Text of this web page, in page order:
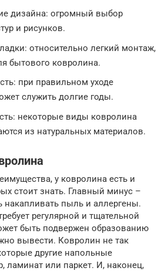
дизайна: огромный выбор
и рисунков.
относительно легкий монтаж,
бытового ковролина.
при правильном уходе
служить долгие годы.
некоторые виды ковролина
из натуральных материалов.
у ковролина есть и
стоит знать. Главный минус –
накапливать пыль и аллергены.
регулярной и тщательной
быть подвержен образованию
вывести. Ковролин не так
другие напольные
ламинат или паркет. И, наконец,